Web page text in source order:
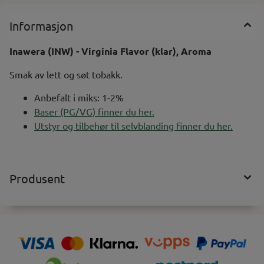
Informasjon
Inawera (INW) - Virginia Flavor (klar), Aroma
Smak av lett og søt tobakk.
Anbefalt i miks: 1-2%
Baser (PG/VG) finner du her.
Utstyr og tilbehør til selvblanding finner du her.
Produsent